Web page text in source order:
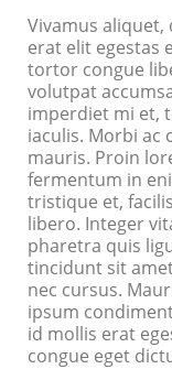
Vivamus
erat elit egestas
tortor congue
volutpat
imperdiet mi et,
iaculis. Morbi ac
mauris. Proin
fermentum in
tristique et,
libero. Integer
pharetra quis
tincidunt sit
nec cursus.
ipsum
id mollis erat
congue eget